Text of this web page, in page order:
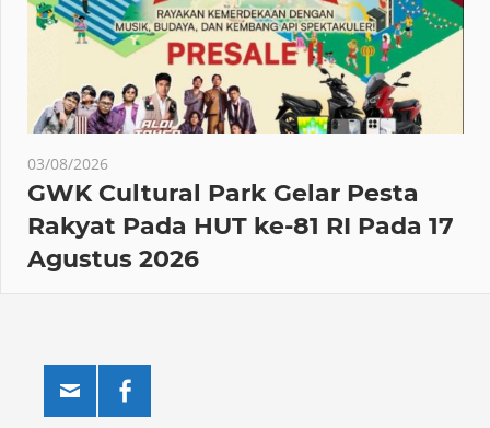
03/08/2026
GWK Cultural Park Gelar Pesta
Rakyat Pada HUT ke-81 RI Pada 17
Agustus 2026